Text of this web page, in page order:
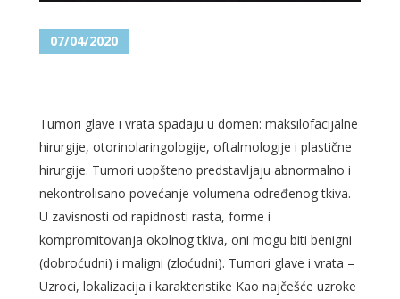
07/04/2020
Tumori glave i vrata spadaju u domen: maksilofacijalne
hirurgije, otorinolaringologije, oftalmologije i plastične
hirurgije. Tumori uopšteno predstavljaju abnormalno i
nekontrolisano povećanje volumena određenog tkiva.
U zavisnosti od rapidnosti rasta, forme i
kompromitovanja okolnog tkiva, oni mogu biti benigni
(dobroćudni) i maligni (zloćudni). Tumori glave i vrata –
Uzroci, lokalizacija i karakteristike Kao najčešće uzroke